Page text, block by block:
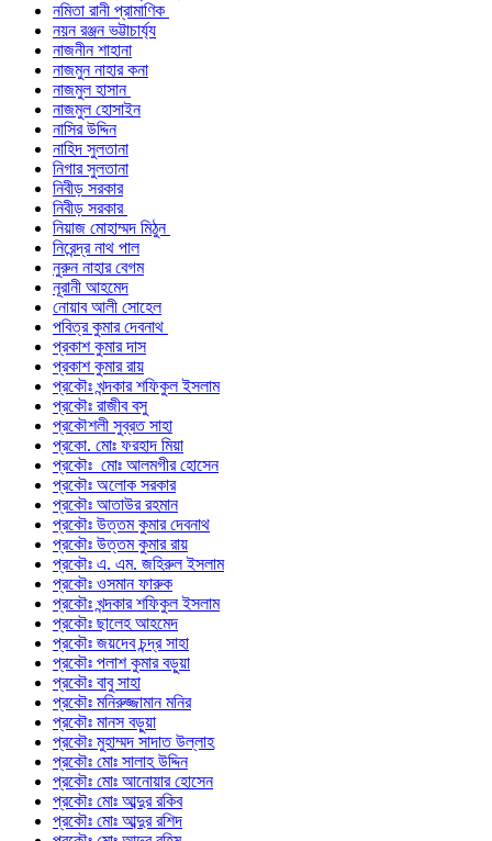
নমিতা রানী প্রামাণিক
নয়ন রঞ্জন ভট্টাচার্য্য
নাজনীন শাহানা
নাজমুন নাহার কনা
নাজমুল হাসান
নাজমুল হোসাইন
নাসির উদ্দিন
নাহিদ সুলতানা
নিগার সুলতানা
নিবীড় সরকার
নিবীড় সরকার
নিয়াজ মোহাম্মদ মিঠুন
নিরেন্দ্র নাথ পাল
নুরুন নাহার বেগম
নূরানী আহমেদ
নোয়াব আলী সোহেল
পবিত্র কুমার দেবনাথ
প্রকাশ কুমার দাস
প্রকাশ কুমার রায়
প্রকৌঃ খন্দকার শফিকুল ইসলাম
প্রকৌঃ রাজীব বসু
প্রকৌশলী সুব্রত সাহা
প্রকো. মোঃ ফরহাদ মিয়া
প্রকৌঃ মোঃ আলমগীর হোসেন
প্রকৌঃ অলোক সরকার
প্রকৌঃ আতাউর রহমান
প্রকৌঃ উত্তম কুমার দেবনাথ
প্রকৌঃ উত্তম কুমার রায়
প্রকৌঃ এ. এম. জহিরুল ইসলাম
প্রকৌঃ ওসমান ফারুক
প্রকৌঃ খন্দকার শফিকুল ইসলাম
প্রকৌঃ ছালেহ আহমেদ
প্রকৌঃ জয়দেব চন্দ্র সাহা
প্রকৌঃ পলাশ কুমার বড়ুয়া
প্রকৌঃ বাবু সাহা
প্রকৌঃ মনিরুজ্জামান মনির
প্রকৌঃ মানস বড়ুয়া
প্রকৌঃ মুহাম্মদ সাদাত উল্লাহ
প্রকৌঃ মোঃ সালাহ উদ্দিন
প্রকৌঃ মোঃ আনোয়ার হোসেন
প্রকৌঃ মোঃ আব্দুর রকিব
প্রকৌঃ মোঃ আব্দুর রশিদ